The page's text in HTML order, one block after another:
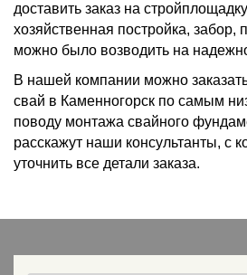
доставить заказ на
хозяйственная постройка, забор,
можно было возводить на
В нашей компании можно
свай в Каменногорск по самым
поводу монтажа свайного
расскажут наши консультанты, с
уточнить все детали заказа.